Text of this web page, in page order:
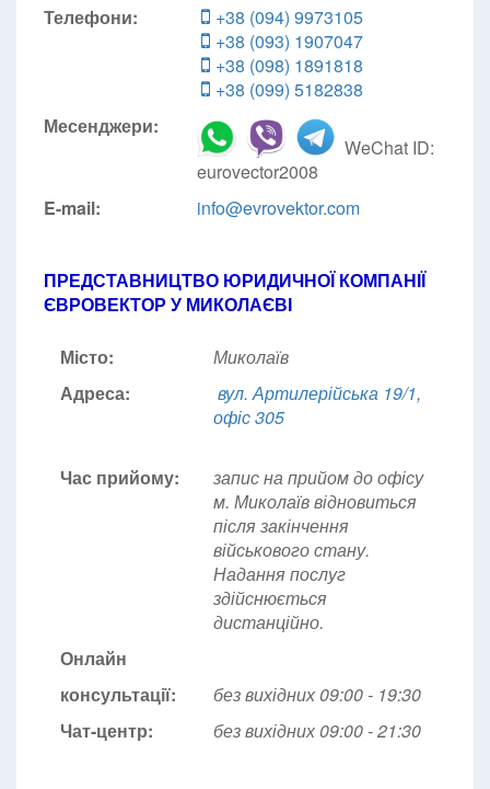
Телефони:
+38 (094) 9973105
+38 (093) 1907047
+38 (098) 1891818
+38 (099) 5182838
Месенджери:
WeChat ID:
eurovector2008
E-mail:
info@evrovektor.com
ПРЕДСТАВНИЦТВО ЮРИДИЧНОЇ КОМПАНІЇ
ЄВРОВЕКТОР У МИКОЛАЄВІ
Місто:
Миколаїв
Адреса:
вул. Артилерійська 19/1,
офіс 305
Час прийому:
запис на прийом до офісу
м. Миколаїв відновиться
після закінчення
військового стану.
Надання послуг
здійснюється
дистанційно.
Онлайн
консультації:
без вихідних 09:00 - 19:30
Чат-центр:
без вихідних 09:00 - 21:30